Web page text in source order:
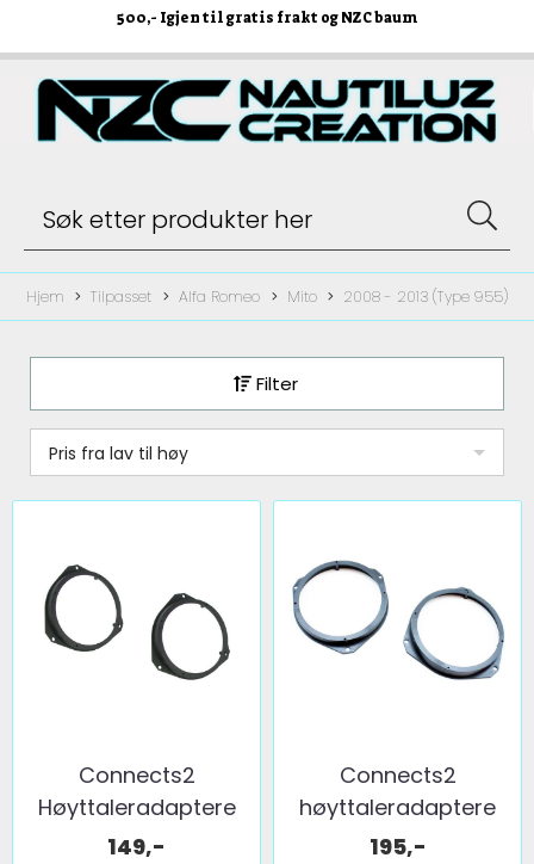
500,- Igjen til gratis frakt og NZC baum
Hjem Tilpasset Alfa Romeo Mito 2008 - 2013 (Type 955)
Filter
Pris fra lav til høy
Connects2
Høyttaleradaptere
(165mm) ...
149,-
Connects2
høyttaleradaptere
(165mm) ...
195,-